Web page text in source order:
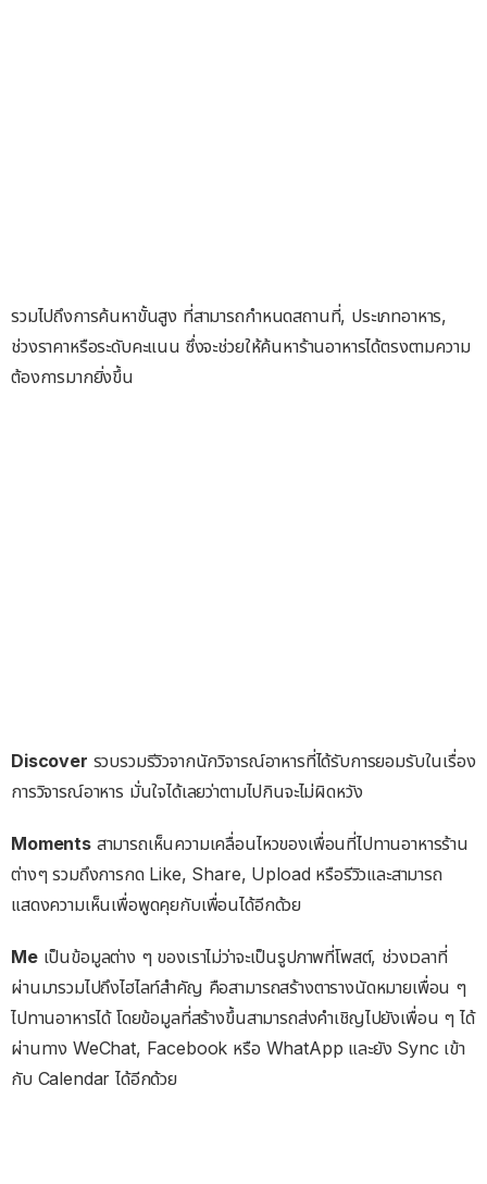
รวมไปถึงการค้นหาขั้นสูง ที่สามารถกำหนดสถานที่, ประเภทอาหาร,
ช่วงราคาหรือระดับคะแนน ซึ่งจะช่วยให้ค้นหาร้านอาหารได้ตรงตามความ
ต้องการมากยิ่งขึ้น
Discover รวบรวมรีวิวจากนักวิจารณ์อาหารที่ได้รับการยอมรับในเรื่อง
การวิจารณ์อาหาร มั่นใจได้เลยว่าตามไปกินจะไม่ผิดหวัง
Momentsสามารถเห็นความเคลื่อนไหวของเพื่อนที่ไปทานอาหารร้าน
ต่างๆ รวมถึงการกด Like, Share, Upload หรือรีวิวและสามารถ
แสดงความเห็นเพื่อพูดคุยกับเพื่อนได้อีกด้วย
Meเป็นข้อมูลต่าง ๆ ของเราไม่ว่าจะเป็นรูปภาพที่โพสต์, ช่วงเวลาที่
ผ่านมารวมไปถึงไฮไลท์สำคัญ คือสามารถสร้างตารางนัดหมายเพื่อน ๆ
ไปทานอาหารได้ โดยข้อมูลที่สร้างขึ้นสามารถส่งคำเชิญไปยังเพื่อน ๆ ได้
ผ่านทาง WeChat, Facebook หรือ WhatApp และยัง Sync เข้า
กับ Calendar ได้อีกด้วย